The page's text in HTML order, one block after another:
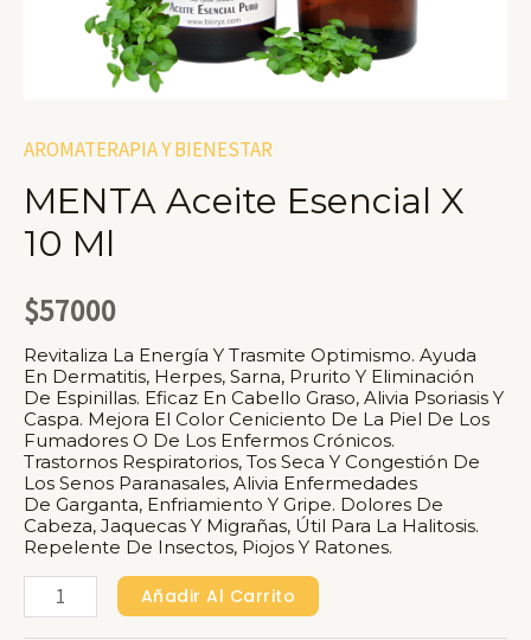
AROMATERAPIA Y BIENESTAR
MENTA Aceite Esencial X
10 Ml
$57000
Revitaliza La Energía Y Trasmite Optimismo. Ayuda
En Dermatitis, Herpes, Sarna, Prurito Y Eliminación
De Espinillas. Eficaz En Cabello Graso, Alivia Psoriasis Y
Caspa. Mejora El Color Ceniciento De La Piel De Los
Fumadores O De Los Enfermos Crónicos.
Trastornos Respiratorios, Tos Seca Y Congestión De
Los Senos Paranasales, Alivia Enfermedades
De Garganta, Enfriamiento Y Gripe. Dolores De
Cabeza, Jaquecas Y Migrañas, Útil Para La Halitosis.
Repelente De Insectos, Piojos Y Ratones.
MENTA
Añadir Al Carrito